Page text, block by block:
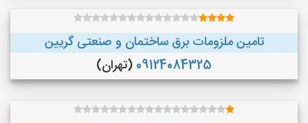
تامین ملزومات برق ساختمان و صنعتی گریین
09124084325 (تهران)